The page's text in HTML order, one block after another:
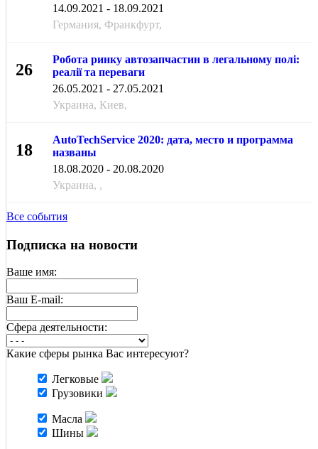
14.09.2021 - 18.09.2021
Германия, Франкфурт,
26
Робота ринку автозапчастин в легальному полі:
реалії та переваги
26.05.2021 - 27.05.2021
Украина, Киев,
18
AutoTechService 2020: дата, место и программа
названы
18.08.2020 - 20.08.2020
Украина, ,
Все события
Подписка на новости
Ваше имя:
Ваш E-mail:
Cфера деятельности:
Какие сферы рынка Вас интересуют?
Легковые
Грузовики
Масла
Шины